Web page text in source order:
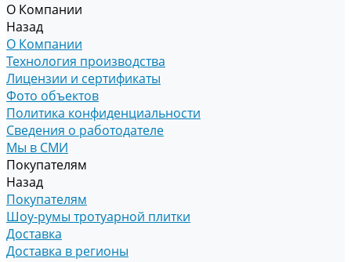
О Компании
Назад
О Компании
Технология производства
Лицензии и сертификаты
Фото объектов
Политика конфиденциальности
Сведения о работодателе
Мы в СМИ
Покупателям
Назад
Покупателям
Шоу-румы тротуарной плитки
Доставка
Доставка в регионы